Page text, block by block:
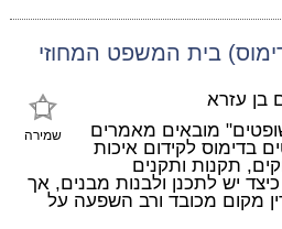
בית המשפט המחוזי
שמירה
בן עזרא
מובאים מאמרים
בדימוס לקידום איכות
תקנות ותקנים
יש לתכנן ולבנות מבנים, אך
מקום מכובד ורב השפעה על